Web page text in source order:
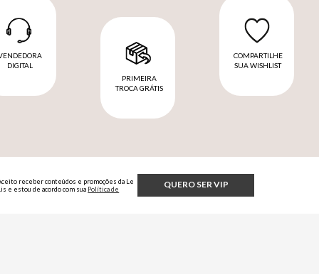
DIGITAL
PRIMEIRA
TROCA GRÁTIS
COMPARTILHE
SUA WISHLIST
QUERO SER VIP
receber conteúdos e promoções da Le
e estou de acordo com sua Política de